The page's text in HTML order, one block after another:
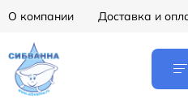
О компании Доставка и